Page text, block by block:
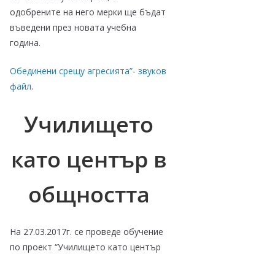
одобрените на него мерки ще бъдат
въведени през новата учебна
година.
Обединени срещу агресията”- звуков
файл.
Училището
като център в
общността
На 27.03.2017г. се проведе обучение
по проект “Училището като център